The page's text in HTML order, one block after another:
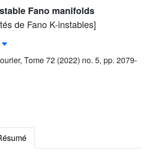
Fano manifolds
de Fano K-instables]
Tome 72 (2022) no. 5, pp. 2079-